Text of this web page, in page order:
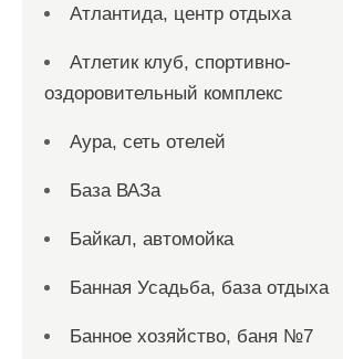
Атлантида, центр отдыха
Атлетик клуб, спортивно-
оздоровительный комплекс
Аура, сеть отелей
База ВАЗа
Байкал, автомойка
Банная Усадьба, база отдыха
Банное хозяйство, баня №7